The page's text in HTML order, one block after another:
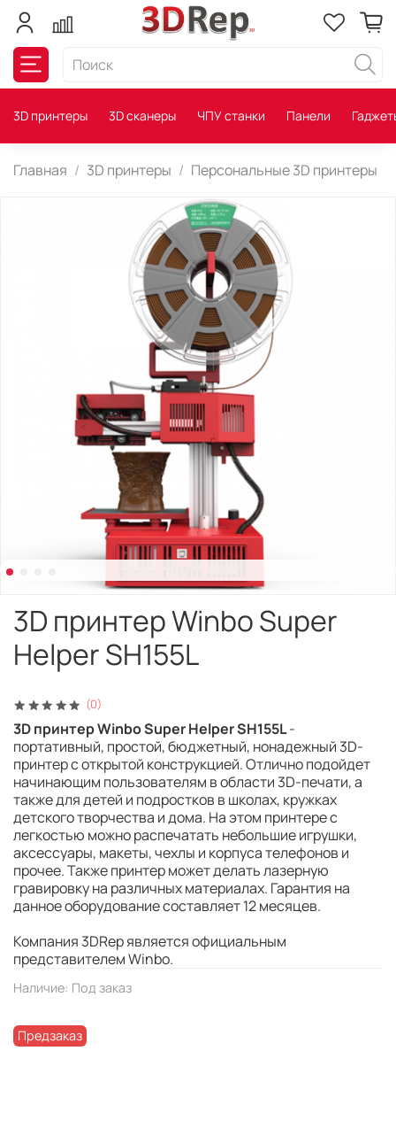
3D принтеры 3D сканеры ЧПУ станки Панели
Главная 3D принтеры Персональные 3D принтеры
(0)
Наличие: Под заказ
Предзаказ
3D принтер Winbo Super
Helper SH155L
3D принтер Winbo Super Helper SH155L-
портативный, простой, бюджетный, нонадежный 3D-
принтер с открытой конструкцией. Отлично подойдет
начинающим пользователям в области 3D-печати, а
также для детей и подростков в школах, кружках
детского творчества и дома. На этом принтере с
легкостью можно распечатать небольшие игрушки,
аксессуары, макеты, чехлы и корпуса телефонов и
прочее. Также принтер может делать лазерную
гравировку на различных материалах. Гарантия на
данное оборудование составляет 12 месяцев.
Компания 3DRep является официальным
представителем Winbo.